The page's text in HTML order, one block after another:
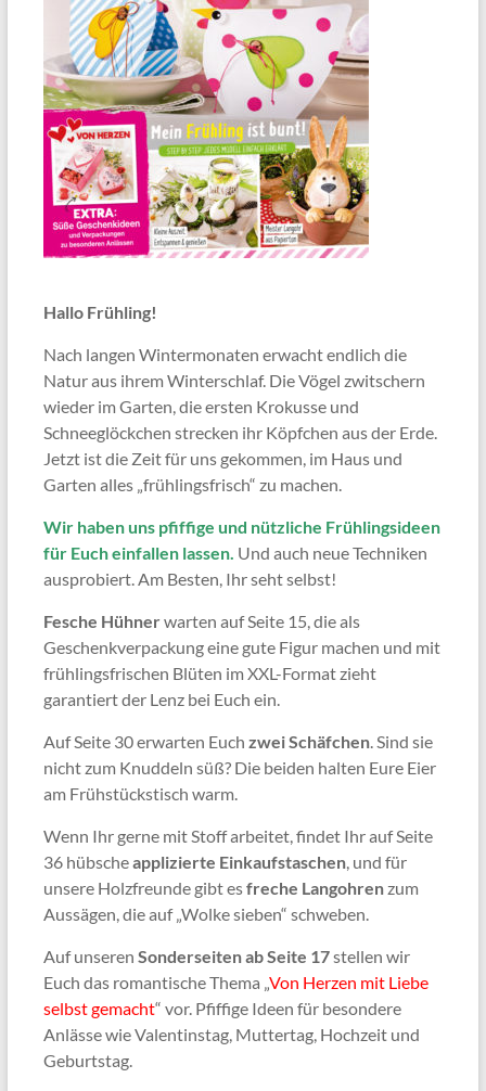
Hallo Frühling!
Nach langen Wintermonaten erwacht endlich die
Natur aus ihrem Winterschlaf. Die Vögel zwitschern
wieder im Garten, die ersten Krokusse und
Schneeglöckchen strecken ihr Köpfchen aus der Erde.
Jetzt ist die Zeit für uns gekommen, im Haus und
Garten alles „frühlingsfrisch“ zu machen.
Wir haben uns pfiffige und nützliche Frühlingsideen
für Euch einfallen lassen. Und auch neue Techniken
ausprobiert. Am Besten, Ihr seht selbst!
Fesche Hühnerwarten auf Seite 15, die als
Geschenkverpackung eine gute Figur machen und mit
frühlingsfrischen Blüten im XXL-Format zieht
garantiert der Lenz bei Euch ein.
Auf Seite 30 erwarten Euch zwei Schäfchen. Sind sie
nicht zum Knuddeln süß? Die beiden halten Eure Eier
am Frühstückstisch warm.
Wenn Ihr gerne mit Stoff arbeitet, findet Ihr auf Seite
36 hübscheapplizierte Einkaufstaschen, und für
unsere Holzfreunde gibt esfreche Langohrenzum
Aussägen, die auf „Wolke sieben“ schweben.
Auf unseren Sonderseiten ab Seite 17stellen wir
Euch das romantische Thema „Von Herzen mit Liebe
selbst gemacht“ vor. Pfiffige Ideen für besondere
Anlässe wie Valentinstag, Muttertag, Hochzeit und
Geburtstag.